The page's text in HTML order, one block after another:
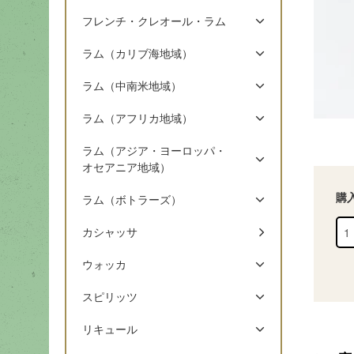
購
フレンチ・クレオール・ラム
ラム（カリブ海地域）
ラム（中南米地域）
ラム（アフリカ地域）
ラム（アジア・ヨーロッパ・
オセアニア地域）
ラム（ボトラーズ）
カシャッサ
ウォッカ
スピリッツ
リキュール